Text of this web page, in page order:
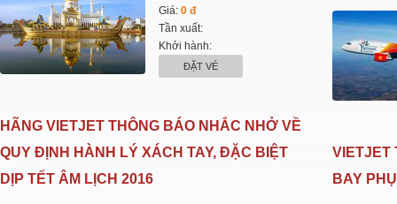
Giá: 0 đ
Tần xuất:
Khởi hành:
ĐẶT VÉ
HÃNG VIETJET THÔNG BÁO NHẮC NHỞ VỀ
QUY ĐỊNH HÀNH LÝ XÁCH TAY, ĐẶC BIỆT
DỊP TẾT ÂM LỊCH 2016
VIETJET
BAY